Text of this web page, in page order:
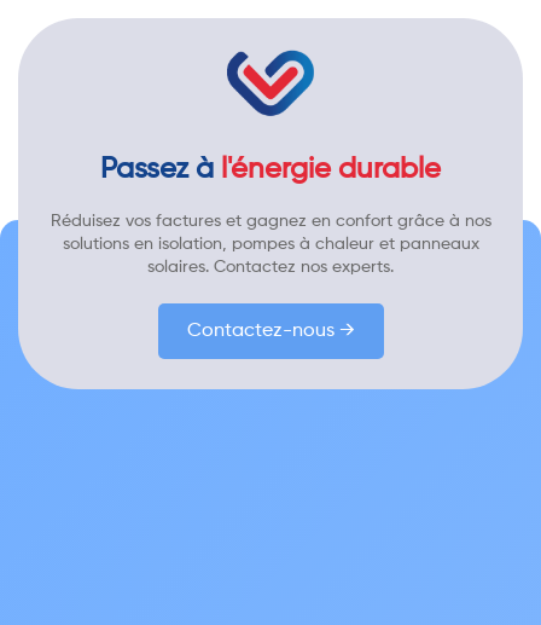
Passez à l'énergie durable
Réduisez vos factures et gagnez en confort grâce à nos
solutions en isolation, pompes à chaleur et panneaux
solaires. Contactez nos experts.
Contactez-nous →